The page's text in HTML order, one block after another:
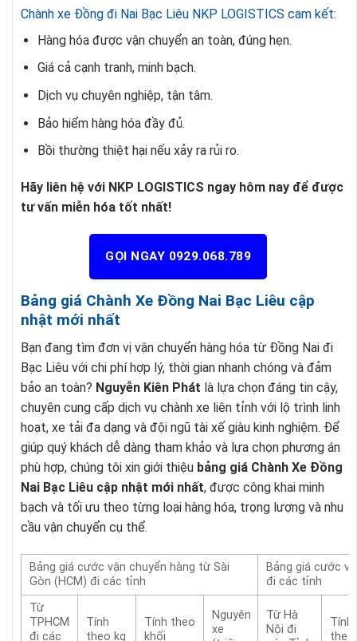
Chành xe Đồng đi Nai Bạc Liêu NKP LOGISTICS cam kết:
Hàng hóa được vận chuyển an toàn, đúng hẹn.
Giá cả cạnh tranh, minh bạch.
Dịch vụ chuyên nghiệp, tận tâm.
Bảo hiểm hàng hóa đầy đủ.
Bồi thường thiệt hại nếu xảy ra rủi ro.
Hãy liên hệ với NKP LOGISTICS ngay hôm nay để được
tư vấn miễn hóa tốt nhất!
GỌI NGAY 0929.068.789
Bảng giá Chành Xe Đồng Nai Bạc Liêu cập
nhật mới nhất
Bạn đang tìm đơn vị vận chuyển hàng hóa từ Đồng Nai đi
Bạc Liêu với chi phí hợp lý, thời gian nhanh chóng và đảm
bảo an toàn? Nguyễn Kiên Phát là lựa chọn đáng tin cậy,
chuyên cung cấp dịch vụ chành xe liên tỉnh với lộ trình linh
hoạt, xe tải đa dạng và đội ngũ tài xế giàu kinh nghiệm. Để
giúp quý khách dễ dàng tham khảo và lựa chọn phương án
phù hợp, chúng tôi xin giới thiệu bảng giá Chành Xe Đồng
Nai Bạc Liêu cập nhật mới nhất, được công khai minh
bạch và tối ưu theo từng loại hàng hóa, trọng lượng và nhu
cầu vận chuyển cụ thể.
Bảng giá cước vận chuyển hàng từ Sài
Gòn (HCM) đi các tỉnh
Bảng giá cước
đi các tỉnh
Từ
TPHCM
đi các
Tính
theo kg
Tính theo
khối
Nguyên
xe
Từ Hà
Nội đi
Tính
theo